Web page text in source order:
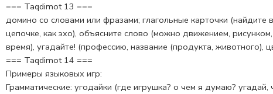
=== Taqdimot 13 ===
домино со словами или фразами; глагольные карточки
цепочке, как эхо), объясните слово (можно движением,
время), угадайте! (профессию, название (продукта, животного),
=== Taqdimot 14 ===
Примеры языковых игр:
Грамматические: угодайки (где игрушка? о чем я думаю?